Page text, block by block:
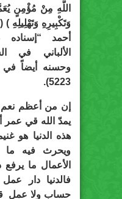
اللَّهِ مِنْ مُؤْمِنٍ
وَتَكْبِيرِهِ
وحسنه أيضاً في
5223).
إن من أعظم نعم
يمدّ الله قي
هذه الدنيا هو
ويحرث فيه ما
الأعمال ما
فالدنيا دار
حساب ولا عمل